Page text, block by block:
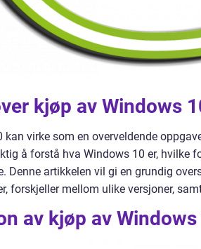
kjøp av Windows
kan virke som en overveldende
å forstå hva Windows 10 er, hvilke
Denne artikkelen vil gi en grundig
forskjeller mellom ulike versjoner,
av kjøp av Windows